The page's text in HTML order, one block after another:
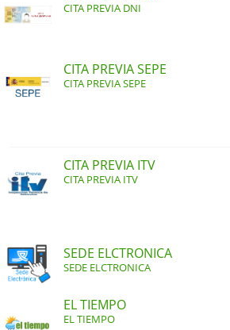
CITA PREVIA DNI
CITA PREVIA SEPE
CITA PREVIA SEPE
CITA PREVIA ITV
CITA PREVIA ITV
SEDE ELCTRONICA
SEDE ELCTRONICA
EL TIEMPO
EL TIEMPO